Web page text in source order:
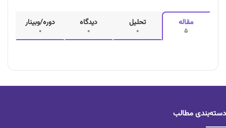
مقاله
5
تحلیل
0
دیدگاه
0
دوره/وبینار
0
دسته‌بندی مطالب